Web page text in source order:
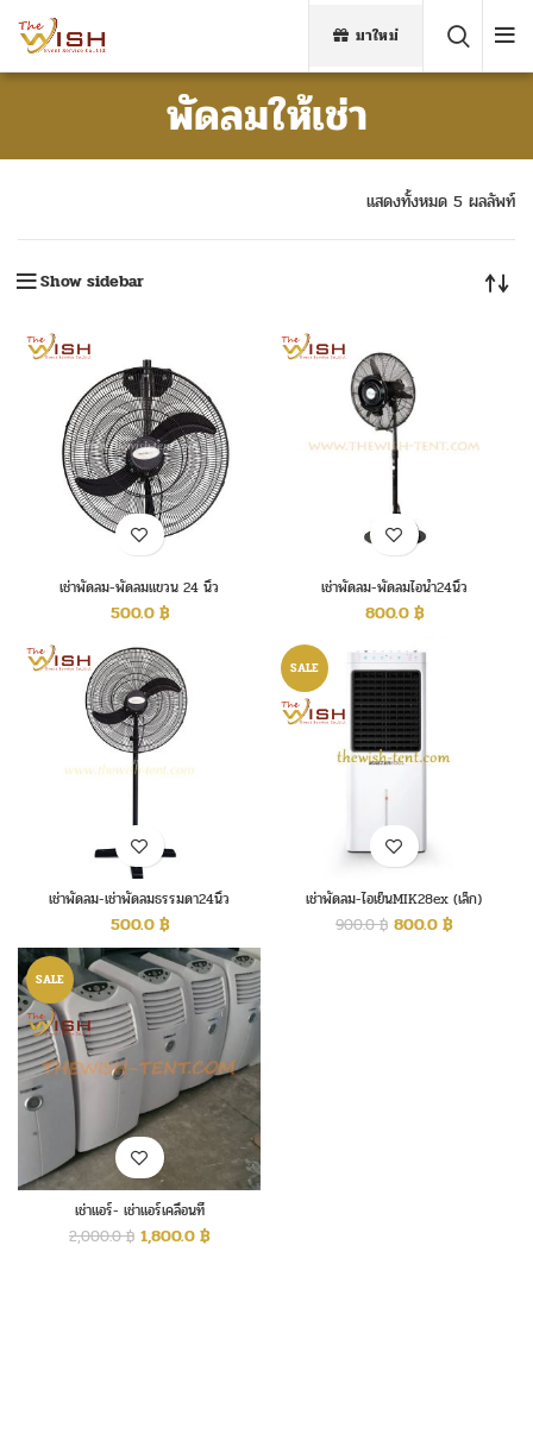
มาใหม่
พัดลมให้เช่า
แสดงทั้งหมด 5 ผลลัพท์
Show sidebar
เช่าพัดลม-พัดลมแขวน 24 นิ้ว
500.0฿
เช่าพัดลม-พัดลมไอน้ำ24นิ้ว
800.0฿
เช่าพัดลม-เช่าพัดลมธรรมดา24นิ้ว
500.0฿
SALE
เช่าพัดลม-ไอเย็นMIK28ex (เล็ก)
900.0฿ 800.0฿
SALE
เช่าแอร์- เช่าแอร์เคลื่อนที่
2,000.0฿ 1,800.0฿